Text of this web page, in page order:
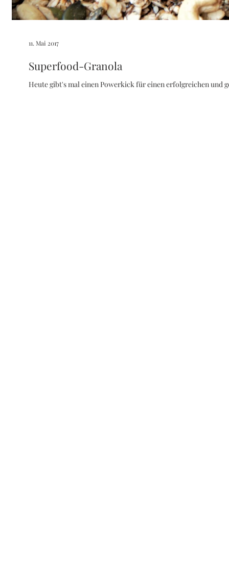
Superfood-Granola
Heute gibt's mal einen Powerkick für einen erfolgreichen und
11. Mai 2017